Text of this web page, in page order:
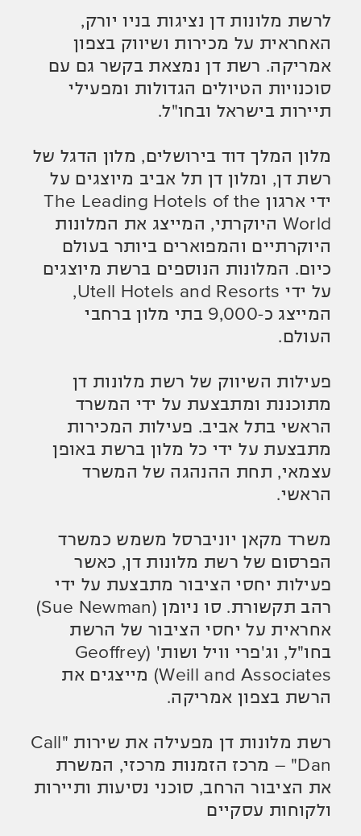
לרשת מלונות דן נציגות בניו יורק,
האחראית על מכירות ושיווק בצפון
אמריקה. רשת דן נמצאת בקשר גם עם
סוכנויות הטיולים הגדולות ומפעילי
תיירות בישראל ובחו"ל.
מלון המלך דוד בירושלים, מלון הדגל של
רשת דן, ומלון דן תל אביב מיוצגים על
ידי ארגון The Leading Hotels of the
World היוקרתי, המייצג את המלונות
היוקרתיים והמפוארים ביותר בעולם
כיום. המלונות הנוספים ברשת מיוצגים
על ידי Utell Hotels and Resorts,
המייצג כ-9,000 בתי מלון ברחבי
העולם.
פעילות השיווק של רשת מלונות דן
מתוכננת ומתבצעת על ידי המשרד
הראשי בתל אביב. פעילות המכירות
מתבצעת על ידי כל מלון ברשת באופן
עצמאי, תחת ההנהגה של המשרד
הראשי.
משרד מקאן יוניברסל משמש כמשרד
הפרסום של רשת מלונות דן, כאשר
פעילות יחסי הציבור מתבצעת על ידי
רהב תקשורת. סו ניומן (Sue Newman)
אחראית על יחסי הציבור של הרשת
בחו"ל, וג'פרי וויל ושות' (Geoffrey
Weill and Associates) מייצגים את
הרשת בצפון אמריקה.
רשת מלונות דן מפעילה את שירות "Call
Dan" – מרכז הזמנות מרכזי, המשרת
את הציבור הרחב, סוכני נסיעות ותיירות
ולקוחות עסקיים